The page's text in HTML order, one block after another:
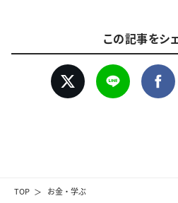
TOP お金・学ぶ
この記事をシ